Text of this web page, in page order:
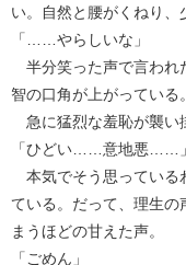
い。自然と腰がくねり、
「……やらしいな」
半分笑った声で言われ
智の口角が上がっている。
急に猛烈な羞恥が襲い
「ひどい……意地悪……」
本気でそう思っている
ている。だって、理生の
まうほどの甘えた声。
「ごめん」